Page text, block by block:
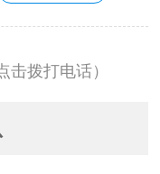
击拨打电话）